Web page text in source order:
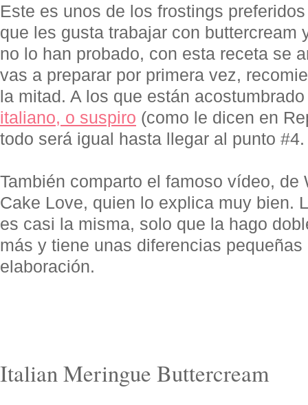
Este es unos de los frostings
que les gusta trabajar con buttercream
no lo han probado, con esta receta se
vas a preparar por primera vez,
la mitad. A los que están
italiano, o suspiro (como le dicen en
todo será igual hasta llegar al punto #4.
También comparto el famoso vídeo, de
Cake Love, quien lo explica muy bien.
es casi la misma, solo que la hago
más y tiene unas diferencias
elaboración.
Italian Meringue Buttercream